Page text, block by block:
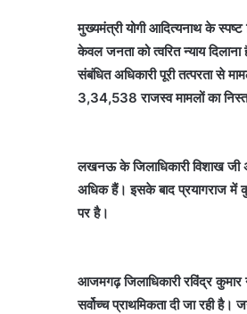
मुख्यमंत्री योगी आदित्यनाथ के
केवल जनता को त्वरित न्याय
संबंधित अधिकारी पूरी तत्परता से
3,34,538 राजस्व मामलों का
लखनऊ के जिलाधिकारी विशाख
अधिक हैं। इसके बाद प्रयागराज में
पर है।
आजमगढ़ जिलाधिकारी रविंद्र कुमार
सर्वोच्च प्राथमिकता दी जा रही